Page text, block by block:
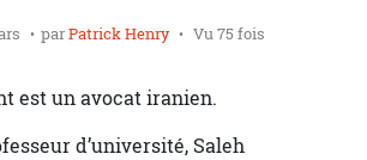
parPatrick Henry Vu 75 fois
est un avocat iranien.
d’université, Saleh